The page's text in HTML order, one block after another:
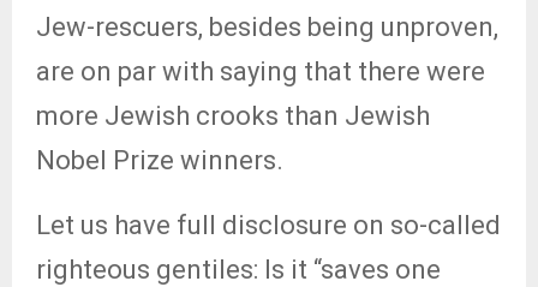
Jew-rescuers, besides being unproven,
are on par with saying that there were
more Jewish crooks than Jewish
Nobel Prize winners.
Let us have full disclosure on so-called
righteous gentiles: Is it “saves one